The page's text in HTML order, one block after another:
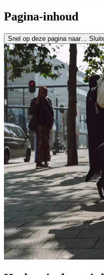
Pagina-inhoud
Snel op deze pagina naar…